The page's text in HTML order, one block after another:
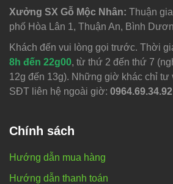
Xưởng SX Gỗ Mộc Nhân: Thuận
phố Hòa Lân 1, Thuận An, Bình
Khách đến vui lòng gọi trước. Thời
8h đến 22g00, từ thứ 2 đến thứ 7
12g đến 13g). Những giờ khác chỉ tư
SĐT liên hệ ngoài giờ:
Chính sách
Hướng dẫn mua hàng
Hướng dẫn thanh toán